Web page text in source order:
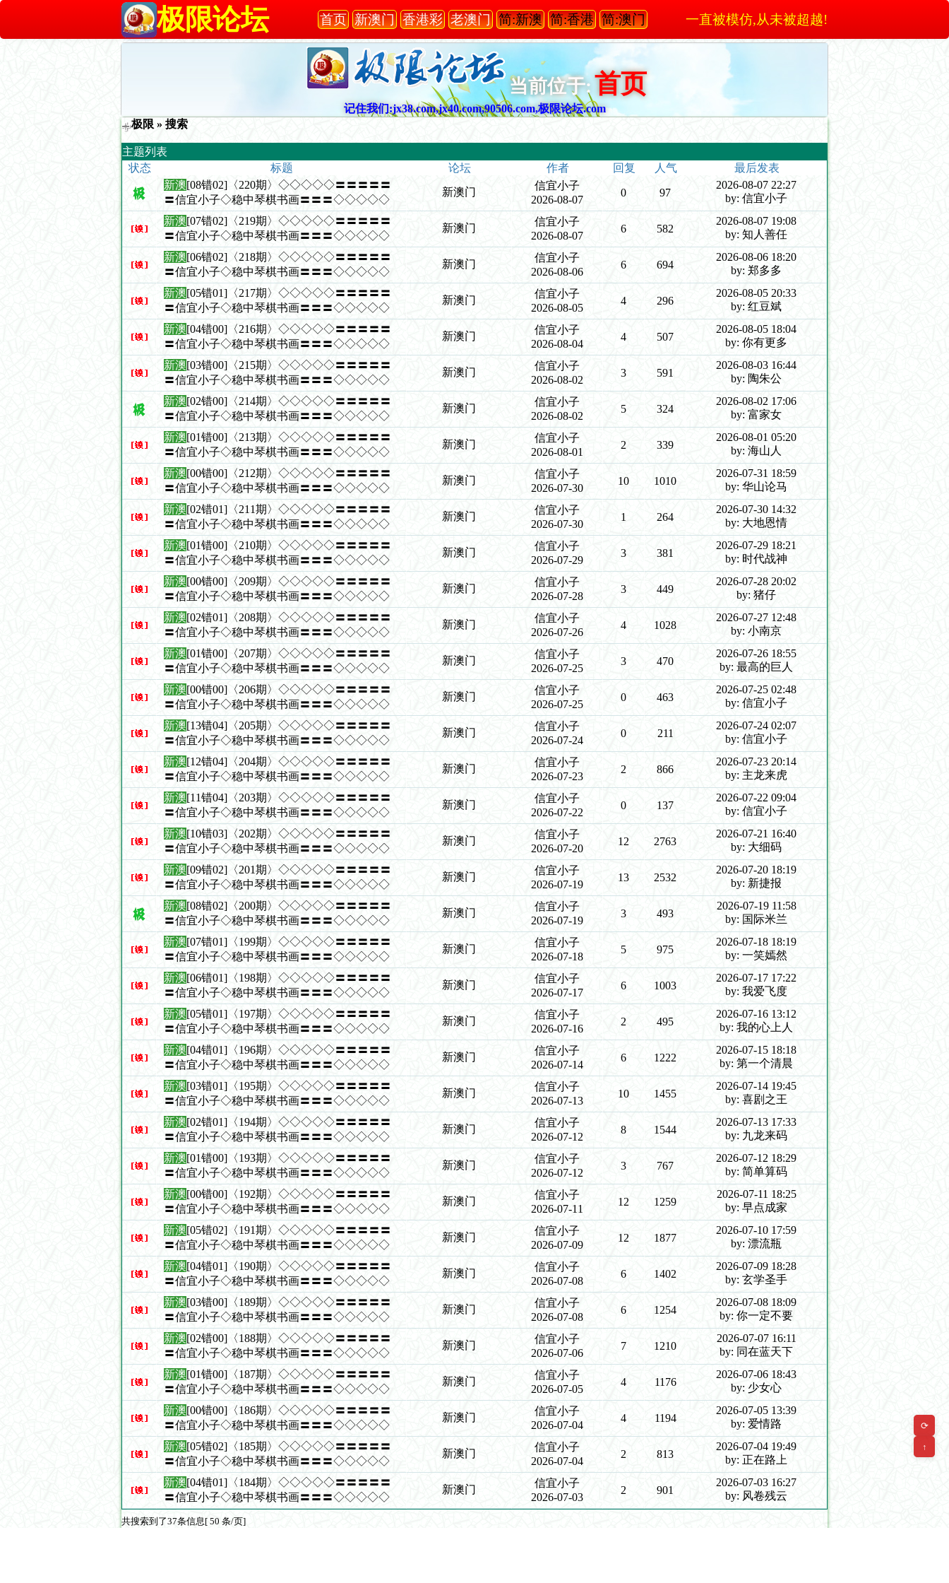
极限论坛 首页 新澳门 香港彩 老澳门 简:新澳 简:香港 简:澳门 一直被模仿,从未被超越!
当前位于: 首页
记住我们:jx38.com,jx40.com,90506.com,极限论坛.com
⟳
↑
极限 » 搜索
主题列表
状态
标题 论坛 作者 回复 人气
最后发表
新澳[08错02]〈220期〉◇◇◇◇◇〓〓〓〓〓
〓信宜小子◇稳中琴棋书画〓〓〓◇◇◇◇◇
新澳门
信宜小子
2026-08-07
0 97
2026-08-07 22:27
by: 信宜小子
新澳[07错02]〈219期〉◇◇◇◇◇〓〓〓〓〓
〓信宜小子◇稳中琴棋书画〓〓〓◇◇◇◇◇
新澳门
信宜小子
2026-08-07
6 582
2026-08-07 19:08
by: 知人善任
新澳[06错02]〈218期〉◇◇◇◇◇〓〓〓〓〓
〓信宜小子◇稳中琴棋书画〓〓〓◇◇◇◇◇
新澳门
信宜小子
2026-08-06
6 694
2026-08-06 18:20
by: 郑多多
新澳[05错01]〈217期〉◇◇◇◇◇〓〓〓〓〓
〓信宜小子◇稳中琴棋书画〓〓〓◇◇◇◇◇
新澳门
信宜小子
2026-08-05
4 296
2026-08-05 20:33
by: 红豆斌
新澳[04错00]〈216期〉◇◇◇◇◇〓〓〓〓〓
〓信宜小子◇稳中琴棋书画〓〓〓◇◇◇◇◇
新澳门
信宜小子
2026-08-04
4 507
2026-08-05 18:04
by: 你有更多
新澳[03错00]〈215期〉◇◇◇◇◇〓〓〓〓〓
〓信宜小子◇稳中琴棋书画〓〓〓◇◇◇◇◇
新澳门
信宜小子
2026-08-02
3 591
2026-08-03 16:44
by: 陶朱公
新澳[02错00]〈214期〉◇◇◇◇◇〓〓〓〓〓
〓信宜小子◇稳中琴棋书画〓〓〓◇◇◇◇◇
新澳门
信宜小子
2026-08-02
5 324
2026-08-02 17:06
by: 富家女
新澳[01错00]〈213期〉◇◇◇◇◇〓〓〓〓〓
〓信宜小子◇稳中琴棋书画〓〓〓◇◇◇◇◇
新澳门
信宜小子
2026-08-01
2 339
2026-08-01 05:20
by: 海山人
新澳[00错00]〈212期〉◇◇◇◇◇〓〓〓〓〓
〓信宜小子◇稳中琴棋书画〓〓〓◇◇◇◇◇
新澳门
信宜小子
2026-07-30
10 1010
2026-07-31 18:59
by: 华山论马
新澳[02错01]〈211期〉◇◇◇◇◇〓〓〓〓〓
〓信宜小子◇稳中琴棋书画〓〓〓◇◇◇◇◇
新澳门
信宜小子
2026-07-30
1 264
2026-07-30 14:32
by: 大地恩情
新澳[01错00]〈210期〉◇◇◇◇◇〓〓〓〓〓
〓信宜小子◇稳中琴棋书画〓〓〓◇◇◇◇◇
新澳门
信宜小子
2026-07-29
3 381
2026-07-29 18:21
by: 时代战神
新澳[00错00]〈209期〉◇◇◇◇◇〓〓〓〓〓
〓信宜小子◇稳中琴棋书画〓〓〓◇◇◇◇◇
新澳门
信宜小子
2026-07-28
3 449
2026-07-28 20:02
by: 猪仔
新澳[02错01]〈208期〉◇◇◇◇◇〓〓〓〓〓
〓信宜小子◇稳中琴棋书画〓〓〓◇◇◇◇◇
新澳门
信宜小子
2026-07-26
4 1028
2026-07-27 12:48
by: 小南京
新澳[01错00]〈207期〉◇◇◇◇◇〓〓〓〓〓
〓信宜小子◇稳中琴棋书画〓〓〓◇◇◇◇◇
新澳门
信宜小子
2026-07-25
3 470
2026-07-26 18:55
by: 最高的巨人
新澳[00错00]〈206期〉◇◇◇◇◇〓〓〓〓〓
〓信宜小子◇稳中琴棋书画〓〓〓◇◇◇◇◇
新澳门
信宜小子
2026-07-25
0 463
2026-07-25 02:48
by: 信宜小子
新澳[13错04]〈205期〉◇◇◇◇◇〓〓〓〓〓
〓信宜小子◇稳中琴棋书画〓〓〓◇◇◇◇◇
新澳门
信宜小子
2026-07-24
0 211
2026-07-24 02:07
by: 信宜小子
新澳[12错04]〈204期〉◇◇◇◇◇〓〓〓〓〓
〓信宜小子◇稳中琴棋书画〓〓〓◇◇◇◇◇
新澳门
信宜小子
2026-07-23
2 866
2026-07-23 20:14
by: 主龙来虎
新澳[11错04]〈203期〉◇◇◇◇◇〓〓〓〓〓
〓信宜小子◇稳中琴棋书画〓〓〓◇◇◇◇◇
新澳门
信宜小子
2026-07-22
0 137
2026-07-22 09:04
by: 信宜小子
新澳[10错03]〈202期〉◇◇◇◇◇〓〓〓〓〓
〓信宜小子◇稳中琴棋书画〓〓〓◇◇◇◇◇
新澳门
信宜小子
2026-07-20
12 2763
2026-07-21 16:40
by: 大细码
新澳[09错02]〈201期〉◇◇◇◇◇〓〓〓〓〓
〓信宜小子◇稳中琴棋书画〓〓〓◇◇◇◇◇
新澳门
信宜小子
2026-07-19
13 2532
2026-07-20 18:19
by: 新捷报
新澳[08错02]〈200期〉◇◇◇◇◇〓〓〓〓〓
〓信宜小子◇稳中琴棋书画〓〓〓◇◇◇◇◇
新澳门
信宜小子
2026-07-19
3 493
2026-07-19 11:58
by: 国际米兰
新澳[07错01]〈199期〉◇◇◇◇◇〓〓〓〓〓
〓信宜小子◇稳中琴棋书画〓〓〓◇◇◇◇◇
新澳门
信宜小子
2026-07-18
5 975
2026-07-18 18:19
by: 一笑嫣然
新澳[06错01]〈198期〉◇◇◇◇◇〓〓〓〓〓
〓信宜小子◇稳中琴棋书画〓〓〓◇◇◇◇◇
新澳门
信宜小子
2026-07-17
6 1003
2026-07-17 17:22
by: 我爱飞度
新澳[05错01]〈197期〉◇◇◇◇◇〓〓〓〓〓
〓信宜小子◇稳中琴棋书画〓〓〓◇◇◇◇◇
新澳门
信宜小子
2026-07-16
2 495
2026-07-16 13:12
by: 我的心上人
新澳[04错01]〈196期〉◇◇◇◇◇〓〓〓〓〓
〓信宜小子◇稳中琴棋书画〓〓〓◇◇◇◇◇
新澳门
信宜小子
2026-07-14
6 1222
2026-07-15 18:18
by: 第一个清晨
新澳[03错01]〈195期〉◇◇◇◇◇〓〓〓〓〓
〓信宜小子◇稳中琴棋书画〓〓〓◇◇◇◇◇
新澳门
信宜小子
2026-07-13
10 1455
2026-07-14 19:45
by: 喜剧之王
新澳[02错01]〈194期〉◇◇◇◇◇〓〓〓〓〓
〓信宜小子◇稳中琴棋书画〓〓〓◇◇◇◇◇
新澳门
信宜小子
2026-07-12
8 1544
2026-07-13 17:33
by: 九龙来码
新澳[01错00]〈193期〉◇◇◇◇◇〓〓〓〓〓
〓信宜小子◇稳中琴棋书画〓〓〓◇◇◇◇◇
新澳门
信宜小子
2026-07-12
3 767
2026-07-12 18:29
by: 简单算码
新澳[00错00]〈192期〉◇◇◇◇◇〓〓〓〓〓
〓信宜小子◇稳中琴棋书画〓〓〓◇◇◇◇◇
新澳门
信宜小子
2026-07-11
12 1259
2026-07-11 18:25
by: 早点成家
新澳[05错02]〈191期〉◇◇◇◇◇〓〓〓〓〓
〓信宜小子◇稳中琴棋书画〓〓〓◇◇◇◇◇
新澳门
信宜小子
2026-07-09
12 1877
2026-07-10 17:59
by: 漂流瓶
新澳[04错01]〈190期〉◇◇◇◇◇〓〓〓〓〓
〓信宜小子◇稳中琴棋书画〓〓〓◇◇◇◇◇
新澳门
信宜小子
2026-07-08
6 1402
2026-07-09 18:28
by: 玄学圣手
新澳[03错00]〈189期〉◇◇◇◇◇〓〓〓〓〓
〓信宜小子◇稳中琴棋书画〓〓〓◇◇◇◇◇
新澳门
信宜小子
2026-07-08
6 1254
2026-07-08 18:09
by: 你一定不要
新澳[02错00]〈188期〉◇◇◇◇◇〓〓〓〓〓
〓信宜小子◇稳中琴棋书画〓〓〓◇◇◇◇◇
新澳门
信宜小子
2026-07-06
7 1210
2026-07-07 16:11
by: 同在蓝天下
新澳[01错00]〈187期〉◇◇◇◇◇〓〓〓〓〓
〓信宜小子◇稳中琴棋书画〓〓〓◇◇◇◇◇
新澳门
信宜小子
2026-07-05
4 1176
2026-07-06 18:43
by: 少女心
新澳[00错00]〈186期〉◇◇◇◇◇〓〓〓〓〓
〓信宜小子◇稳中琴棋书画〓〓〓◇◇◇◇◇
新澳门
信宜小子
2026-07-04
4 1194
2026-07-05 13:39
by: 爱情路
新澳[05错02]〈185期〉◇◇◇◇◇〓〓〓〓〓
〓信宜小子◇稳中琴棋书画〓〓〓◇◇◇◇◇
新澳门
信宜小子
2026-07-04
2 813
2026-07-04 19:49
by: 正在路上
新澳[04错01]〈184期〉◇◇◇◇◇〓〓〓〓〓
〓信宜小子◇稳中琴棋书画〓〓〓◇◇◇◇◇
新澳门
信宜小子
2026-07-03
2 901
2026-07-03 16:27
by: 风卷残云
共搜索到了37条信息[ 50 条/页]